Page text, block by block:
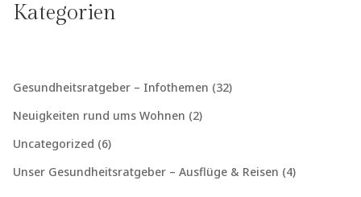
Kategorien
Gesundheitsratgeber – Infothemen (32)
Neuigkeiten rund ums Wohnen (2)
Uncategorized (6)
Unser Gesundheitsratgeber – Ausflüge & Reisen (4)